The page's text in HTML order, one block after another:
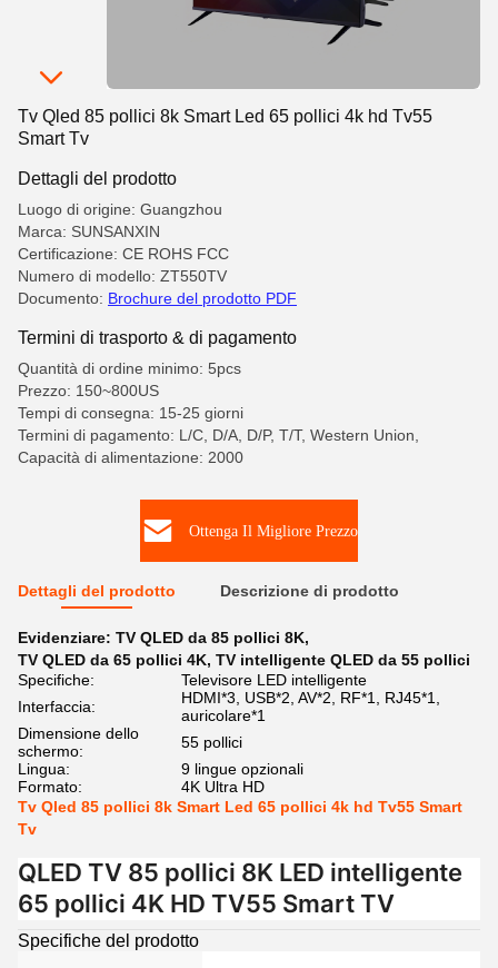
Tv Qled 85 pollici 8k Smart Led 65 pollici 4k hd Tv55
Smart Tv
Dettagli del prodotto
Luogo di origine: Guangzhou
Marca: SUNSANXIN
Certificazione: CE ROHS FCC
Numero di modello: ZT550TV
Documento: Brochure del prodotto PDF
Termini di trasporto & di pagamento
Quantità di ordine minimo: 5pcs
Prezzo: 150~800US
Tempi di consegna: 15-25 giorni
Termini di pagamento: L/C, D/A, D/P, T/T, Western Union,
Capacità di alimentazione: 2000
Ottenga Il Migliore Prezzo
Dettagli del prodotto Descrizione di prodotto
Evidenziare: TV QLED da 85 pollici 8K,
TV QLED da 65 pollici 4K, TV intelligente QLED da 55 pollici
Specifiche:
Televisore LED intelligente
Interfaccia:
HDMI*3, USB*2, AV*2, RF*1, RJ45*1,
auricolare*1
Dimensione dello
schermo:
55 pollici
Lingua:
9 lingue opzionali
Formato:
4K Ultra HD
Tv Qled 85 pollici 8k Smart Led 65 pollici 4k hd Tv55 Smart
Tv
QLED TV 85 pollici 8K LED intelligente
65 pollici 4K HD TV55 Smart TV
Specifiche del prodotto